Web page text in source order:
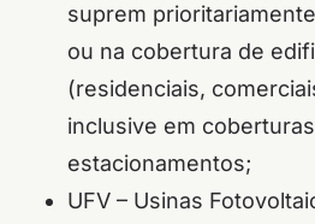
suprem
ou na cobertura de
(residenciais,
inclusive em
estacionamentos;
UFV – Usinas